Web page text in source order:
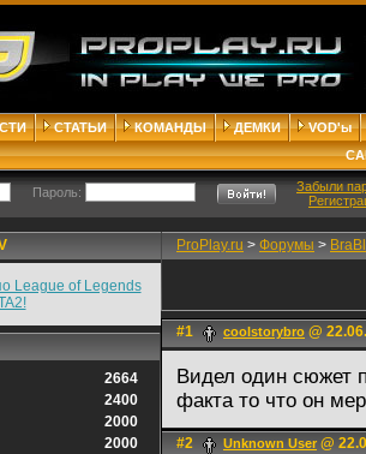
СТАТЬИ КОМАНДЫ ДЕМКИ
VOD'ы
Пароль:
Забыли
League of Legends
2664
2400
2000
2000
ProPlay.ru > Форумы >
#1 coolstorybro @
Видел один сюжет
факта то что он
#2 Unknown User @